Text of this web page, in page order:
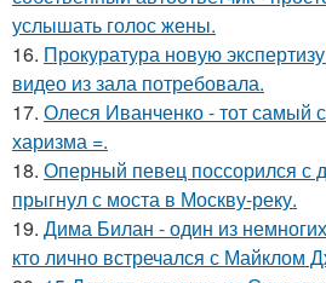
услышать голос жены.
16. Прокуратура новую
видео из зала потребовала.
17. Олеся Иванченко - тот самый
харизма =.
18. Оперный певец поссорился с
прыгнул с моста в Москву-реку.
19. Дима Билан - один из
кто лично встречался с Майклом